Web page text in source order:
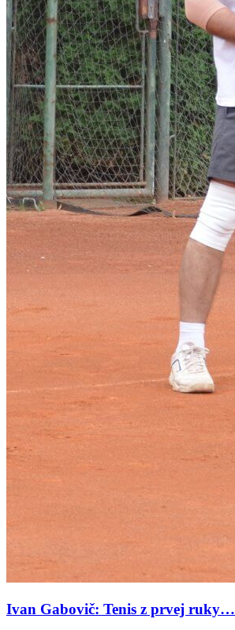
Ivan Gabovič: Tenis z prvej ruky…